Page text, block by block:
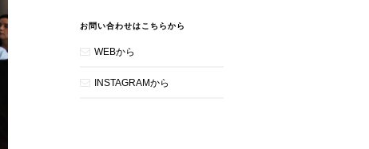
お問い合わせはこちらから
WEBから
INSTAGRAMから